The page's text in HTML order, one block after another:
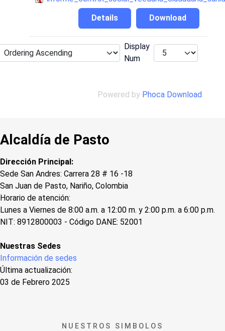
Download
Details
Display
Num
Powered by Phoca Download
Alcaldía de Pasto
Dirección Principal:
Sede San Andres: Carrera 28 # 16 -18
San Juan de Pasto, Nariño, Colombia
Horario de atención:
Lunes a Viernes de 8:00 a.m. a 12:00 m. y 2:00 p.m. a 6:00 p.m.
NIT: 8912800003 - Código DANE: 52001
Nuestras Sedes
Información de sedes
Última actualización:
03 de Febrero 2025
NUESTROS SIMBOLOS